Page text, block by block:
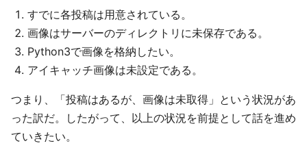
すでに各投稿は用意されている。
画像はサーバーのディレクトリに未保存である。
Python3で画像を格納したい。
アイキャッチ画像は未設定である。
つまり、「投稿はあるが、画像は未取得」という状況があ
った訳だ。したがって、以上の状況を前提として話を進め
ていきたい。